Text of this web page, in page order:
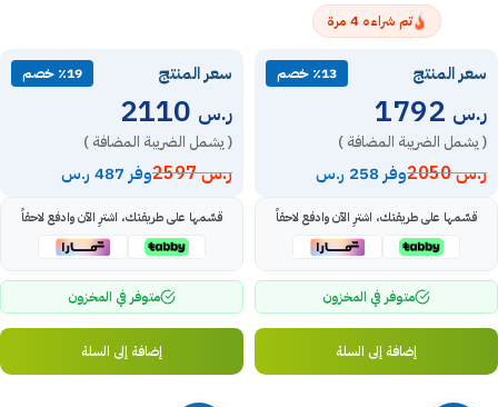
تم شراءه4 مرة
سعر المنتج ٪13 خصم
ر.س
( يشمل الضريبة المضافة )
ر.س2050 وفر 258 ر.س
قسّمها على طريقتك، اشترِ الآن وادفع لاحقاً
متوفر في المخزون
إضافة إلى السلة
سعر المنتج ٪19 خصم
ر.س
( يشمل الضريبة المضافة )
ر.س2597 وفر 487 ر.س
قسّمها على طريقتك، اشترِ الآن وادفع لاحقاً
متوفر في المخزون
إضافة إلى السلة